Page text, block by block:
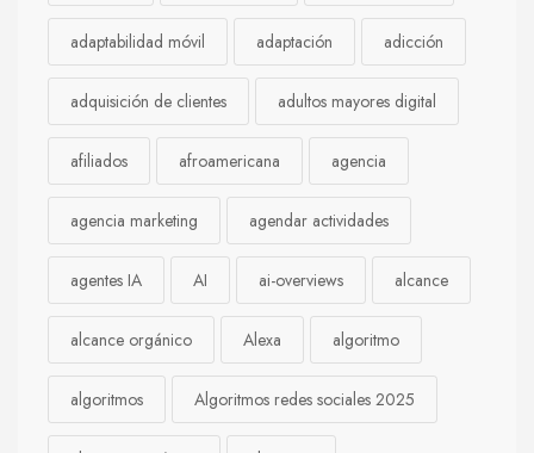
adaptabilidad móvil adaptación adicción
adquisición de clientes adultos mayores digital
afiliados afroamericana agencia
agencia marketing agendar actividades
agentes IA AI ai-overviews alcance
alcance orgánico Alexa algoritmo
algoritmos Algoritmos redes sociales 2025